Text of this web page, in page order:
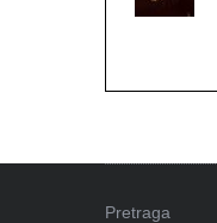
Pretraga